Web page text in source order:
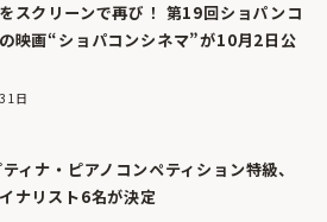
スクリーンで再び！ 第19回ショパンコ
映画“ショパコンシネマ”が10月2日公
日
ィナ・ピアノコンペティション特級、
ナリスト6名が決定